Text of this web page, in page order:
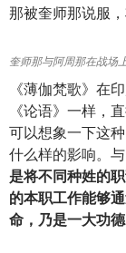
那被奎师那说服
奎师那与阿周那在战场
《薄伽梵歌》在
《论语》一样，
可以想象一下这
什么样的影响。
是将不同种姓的
的本职工作能够
命，乃是一大功德